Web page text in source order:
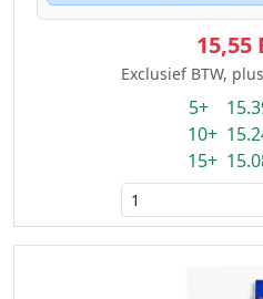
15,55
Exclusief BTW,
5+
10+
15+